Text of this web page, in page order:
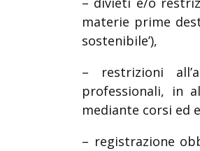
materie prime
sostenibile’),
– restrizioni
professionali, in
mediante corsi ed
– registrazione